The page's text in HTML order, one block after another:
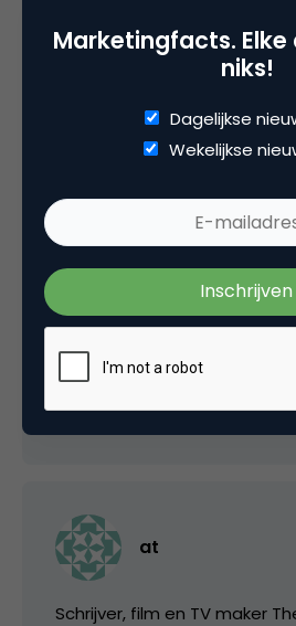
de meeste IP-adressen is
een naam te achterhalen.
Ook na een dag blijf ik
over hetgeen gisteren is
daar een rol in speelt of
eigenlijk niet zo belangrijk. Ik
nieuwsvoorziening vooral via
hierin gezamenlijk schuldig
betreft zullen ze ook samen
naar een oplossing.
3 november 2004 om 05:20
at
Schrijver, film en TV maker
Marketingfacts. Elke
niks!
Dagelijkse
Wekelijkse